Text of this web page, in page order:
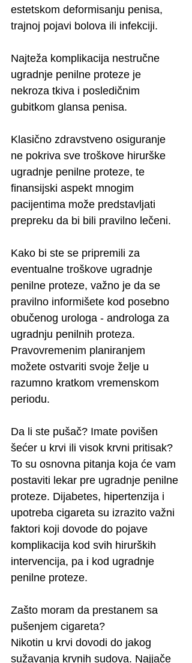
estetskom deformisanju penisa,
trajnoj pojavi bolova ili infekciji.
Najteža komplikacija nestručne
ugradnje penilne proteze je
nekroza tkiva i posledičnim
gubitkom glansa penisa.
Klasično zdravstveno osiguranje
ne pokriva sve troškove hirurške
ugradnje penilne proteze, te
finansijski aspekt mnogim
pacijentima može predstavljati
prepreku da bi bili pravilno lečeni.
Kako bi ste se pripremili za
eventualne troškove ugradnje
penilne proteze, važno je da se
pravilno informišete kod posebno
obučenog urologa - androloga za
ugradnju penilnih proteza.
Pravovremenim planiranjem
možete ostvariti svoje želje u
razumno kratkom vremenskom
periodu.
Da li ste pušač? Imate povišen
šećer u krvi ili visok krvni pritisak?
To su osnovna pitanja koja će vam
postaviti lekar pre ugradnje penilne
proteze. Dijabetes, hipertenzija i
upotreba cigareta su izrazito važni
faktori koji dovode do pojave
komplikacija kod svih hirurških
intervencija, pa i kod ugradnje
penilne proteze.
Zašto moram da prestanem sa
pušenjem cigareta?
Nikotin u krvi dovodi do jakog
sužavanja krvnih sudova. Najjače